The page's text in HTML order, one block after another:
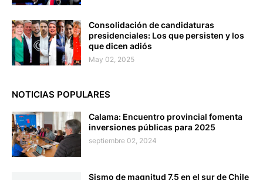
Consolidación de candidaturas
presidenciales: Los que persisten y los
que dicen adiós
May 02, 2025
NOTICIAS POPULARES
Calama: Encuentro provincial fomenta
inversiones públicas para 2025
septiembre 02, 2024
Sismo de magnitud 7.5 en el sur de Chile